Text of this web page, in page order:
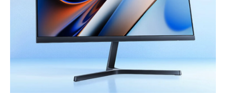
Оставшиеся75% будут
списыватьсяс вашей карты
по25%каждые 2 недели